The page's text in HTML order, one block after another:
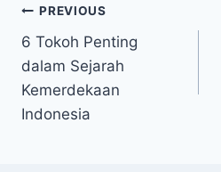
Navigasi
pos
PREVIOUS
6 Tokoh Penting
dalam Sejarah
Kemerdekaan
Indonesia